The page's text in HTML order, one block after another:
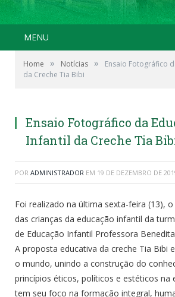
MENU
Home » Notícias »
Ensaio Fotográfico
da Creche Tia Bibi
Ensaio Fotográfico da
Infantil da Creche Tia
POR ADMINISTRADOR EM 19 DE DEZEMBRO DE
Foi realizado na última sexta-feira (13),
das crianças da educação infantil da
de Educação Infantil Professora
A proposta educativa da creche Tia Bibi
o mundo, unindo a construção do
princípios éticos, políticos e estéticos na
tem seu foco na formação integral,